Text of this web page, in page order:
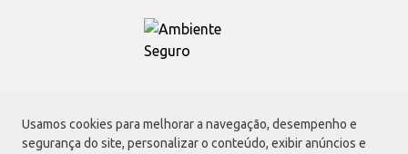
Usamos cookies para melhorar a navegação, desempenho e
segurança do site, personalizar o conteúdo, exibir anúncios e
Atacadão S.A.
Avenida Morvan Dias de Figueiredo, 6169, Vila Maria, São Paulo - SP | CEP
02170-901 | CNPJ: 75.315.333/0001-09